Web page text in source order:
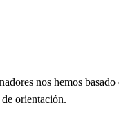
nos hemos
orientación.